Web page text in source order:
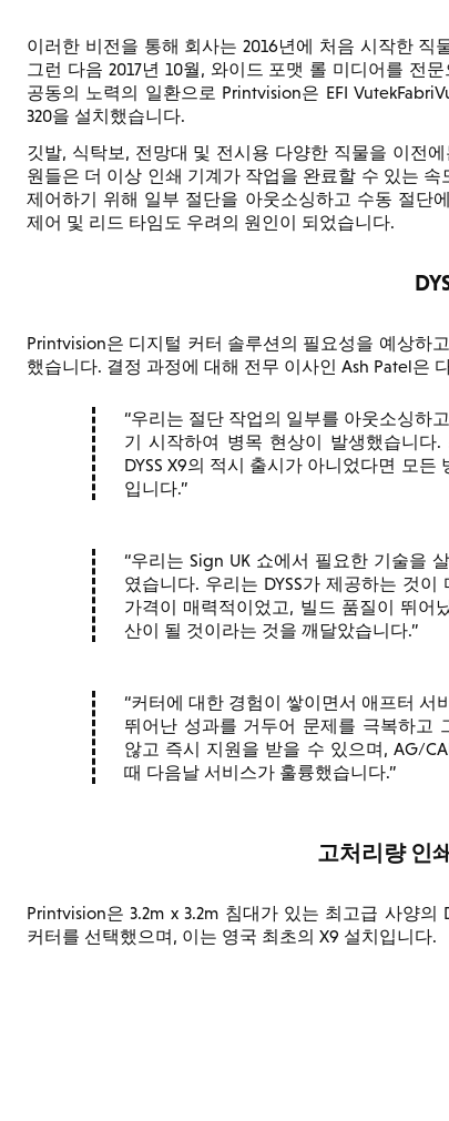
이러한 비전을 통해 회사는 2016년에 처음 시작한
그런 다음 2017년 10월, 와이드 포맷 롤 미디어를 전
공동의 노력의 일환으로 Printvision은 EFI
320을 설치했습니다.
깃발, 식탁보, 전망대 및 전시용 다양한 직물을 이전
원들은 더 이상 인쇄 기계가 작업을 완료할 수 있는
제어하기 위해 일부 절단을 아웃소싱하고 수동 절단
제어 및 리드 타임도 우려의 원인이 되었습니다.
Printvision은 디지털 커터 솔루션의 필요성을 예상하
했습니다. 결정 과정에 대해 전무 이사인 Ash Patel은
우리는 절단 작업의 일부를 아웃소싱하
기 시작하여 병목 현상이 발생했습니다.
DYSS X9의 적시 출시가 아니었다면 모
입니다.
우리는 Sign UK 쇼에서 필요한 기술을
였습니다. 우리는 DYSS가 제공하는 것
가격이 매력적이었고, 빌드 품질이 뛰어
산이 될 것이라는 것을 깨달았습니다.
커터에 대한 경험이 쌓이면서 애프터 서
뛰어난 성과를 거두어 문제를 극복하고
않고 즉시 지원을 받을 수 있으며, AG/
때 다음날 서비스가 훌륭했습니다.
고처리량 인
Printvision은 3.2m x 3.2m 침대가 있는 최고급 사양의
커터를 선택했으며, 이는 영국 최초의 X9 설치입니다.